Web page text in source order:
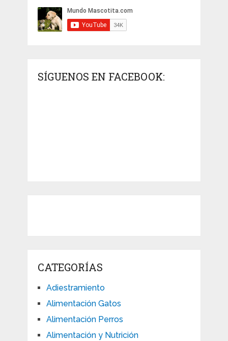
SÍGUENOS EN FACEBOOK:
CATEGORÍAS
Adiestramiento
Alimentación Gatos
Alimentación Perros
Alimentación y Nutrición